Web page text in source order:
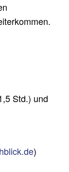
Std.) und
)